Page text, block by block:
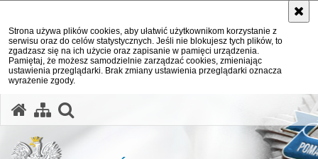
Strona używa plików cookies, aby ułatwić użytkownikom korzystanie z
serwisu oraz do celów statystycznych. Jeśli nie blokujesz tych plików, to
zgadzasz się na ich użycie oraz zapisanie w pamięci urządzenia.
Pamiętaj, że możesz samodzielnie zarządzać cookies, zmieniając
ustawienia przeglądarki. Brak zmiany ustawienia przeglądarki oznacza
wyrażenie zgody.